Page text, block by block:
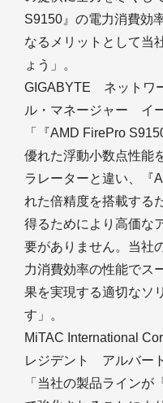
S9150』の電力消費効
なるメリットとして当
ょう」。
GIGABYTE ネットワ
ル・マネージャー イ
「『AMD FirePro
優れた浮動小数点性能
ラレーターと違い、『
れた倍精度を搭載する
得るためにより高価な
要がありません。当社
力消費効率の性能でス
果を実現する適切なソ
す」。
MiTAC International
レジデント アルバー
「当社の製品ラインが